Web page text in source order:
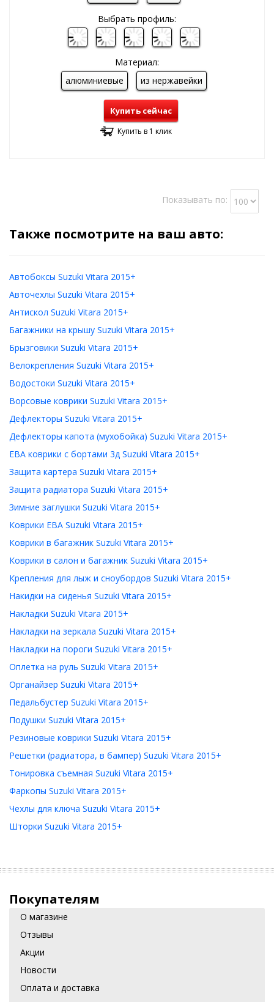
Выбрать профиль:
Материал:
алюминиевые
из нержавейки
Купить сейчас
Купить в 1 клик
Показывать по:
Также посмотрите на ваш авто:
Автобоксы Suzuki Vitara 2015+
Авточехлы Suzuki Vitara 2015+
Антискол Suzuki Vitara 2015+
Багажники на крышу Suzuki Vitara 2015+
Брызговики Suzuki Vitara 2015+
Велокрепления Suzuki Vitara 2015+
Водостоки Suzuki Vitara 2015+
Ворсовые коврики Suzuki Vitara 2015+
Дефлекторы Suzuki Vitara 2015+
Дефлекторы капота (мухобойка) Suzuki Vitara 2015+
ЕВА коврики с бортами 3д Suzuki Vitara 2015+
Защита картера Suzuki Vitara 2015+
Защита радиатора Suzuki Vitara 2015+
Зимние заглушки Suzuki Vitara 2015+
Коврики ЕВА Suzuki Vitara 2015+
Коврики в багажник Suzuki Vitara 2015+
Коврики в салон и багажник Suzuki Vitara 2015+
Крепления для лыж и сноубордов Suzuki Vitara 2015+
Накидки на сиденья Suzuki Vitara 2015+
Накладки Suzuki Vitara 2015+
Накладки на зеркала Suzuki Vitara 2015+
Накладки на пороги Suzuki Vitara 2015+
Оплетка на руль Suzuki Vitara 2015+
Органайзер Suzuki Vitara 2015+
Педальбустер Suzuki Vitara 2015+
Подушки Suzuki Vitara 2015+
Резиновые коврики Suzuki Vitara 2015+
Решетки (радиатора, в бампер) Suzuki Vitara 2015+
Тонировка съемная Suzuki Vitara 2015+
Фаркопы Suzuki Vitara 2015+
Чехлы для ключа Suzuki Vitara 2015+
Шторки Suzuki Vitara 2015+
Покупателям
О магазине
Отзывы
Акции
Новости
Оплата и доставка